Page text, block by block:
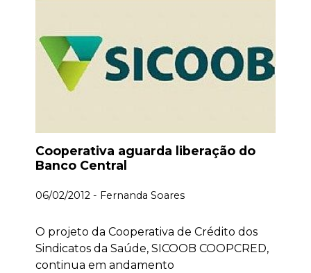
Cooperativa aguarda liberação do
Banco Central
06/02/2012 - Fernanda Soares
O projeto da Cooperativa de Crédito dos
Sindicatos da Saúde, SICOOB COOPCRED,
continua em andamento